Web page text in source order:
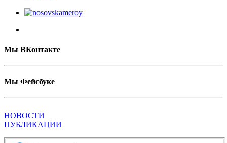
Мы ВКонтакте
Мы Фейсбуке
НОВОСТИ
ПУБЛИКАЦИИ